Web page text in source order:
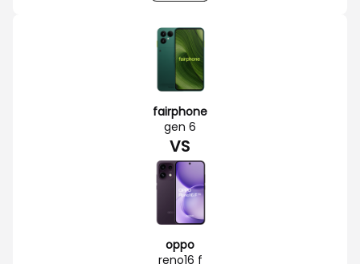
fairphone
gen 6
VS
oppo
reno16 f